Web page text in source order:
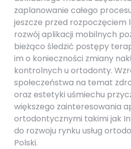
zaplanowanie całego
jeszcze przed rozpoczęciem
rozwój aplikacji mobilnych
bieżąco śledzić postępy
im o konieczności zmiany
kontrolnych u ortodonty.
społeczeństwa na temat
oraz estetyki uśmiechu
większego zainteresowania
ortodontycznymi takimi jak
do rozwoju rynku usług
Polski.